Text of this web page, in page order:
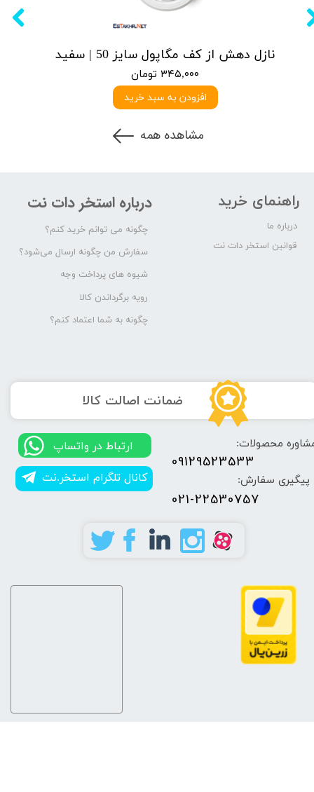
نازل دهش از کف مگاپول سایز 50 | سفید
۳۴۵,۰۰۰ تومان
افزودن به سبد خرید
مشاهده همه
راهنمای خرید درباره استخر دات نت
درباره ما
قوانین استخر دات نت
چگونه می توانم خرید کنم؟
سفارش من چگونه ارسال می‌شود؟
شیوه های پرداخت وجه
رویه برگرداندن کالا
چگونه به شما اعتماد کنم؟
پیگیری سفارش:
021-22530757
کانال تلگرام استخر.نت
محصولات:
09129523533
​​ارتباط در واتساپ
​ضمانت اصالت کالا